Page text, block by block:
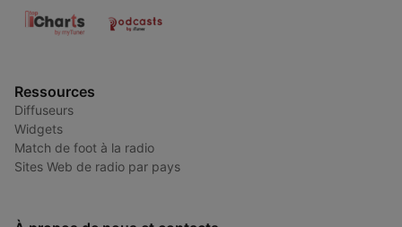
Ressources
Diffuseurs
Widgets
Match de foot à la radio
Sites Web de radio par pays